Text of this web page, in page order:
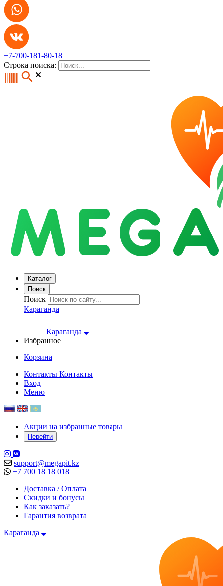
+7-700-181-80-18
Строка поиска:
Каталог
Поиск
Поиск
Караганда
Караганда
Избранное
Корзина
Контакты Контакты
Вход
Меню
Акции на избранные товары
Перейти
support@megapit.kz
+7 700 18 18 018
Доставка / Оплата
Скидки и бонусы
Как заказать?
Гарантия возврата
Караганда